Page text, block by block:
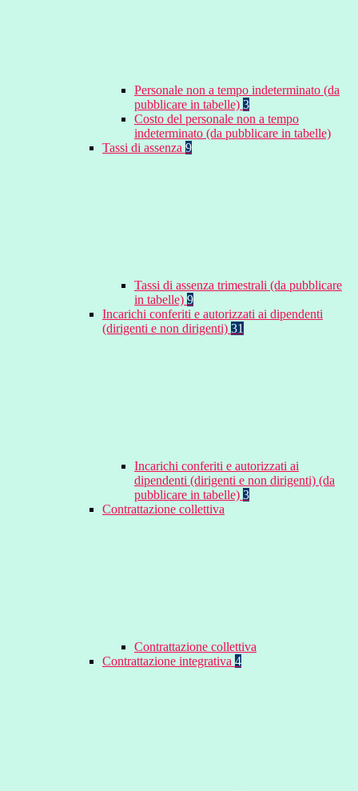
Personale non a tempo indeterminato (da
pubblicare in tabelle) 3
Costo del personale non a tempo
indeterminato (da pubblicare in tabelle)
Tassi di assenza 9
Tassi di assenza trimestrali (da pubblicare
in tabelle) 9
Incarichi conferiti e autorizzati ai dipendenti
(dirigenti e non dirigenti) 31
Incarichi conferiti e autorizzati ai
dipendenti (dirigenti e non dirigenti) (da
pubblicare in tabelle) 3
Contrattazione collettiva
Contrattazione collettiva
Contrattazione integrativa 4